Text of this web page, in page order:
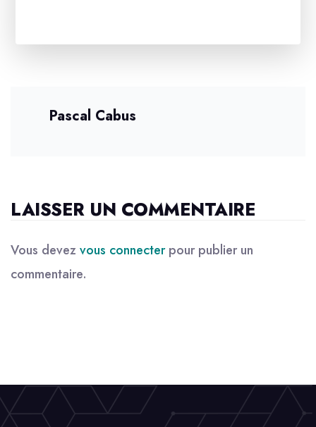
Pascal Cabus
LAISSER UN COMMENTAIRE
Vous devez vous connecterpour publier un
commentaire.